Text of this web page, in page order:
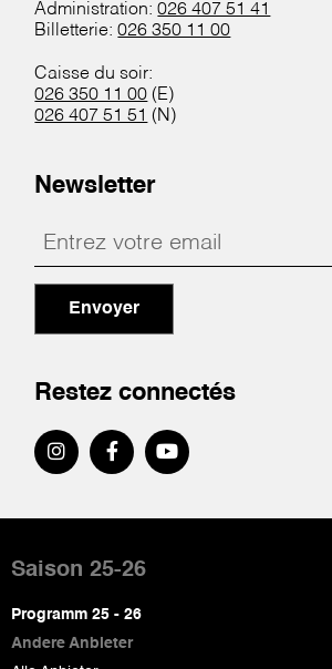
Administration:026 407 51 41
Billetterie:026 350 11 00
Caisse du soir:
026 350 11 00 (E)
026 407 51 51 (N)
Newsletter
Envoyer
Restez connectés
de
page
Saison 25-26
Programm 25 - 26
Andere Anbieter